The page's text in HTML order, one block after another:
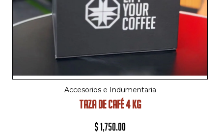
Accesorios e Indumentaria
TAZA DE CAFÉ 4 KG
$1,750.00